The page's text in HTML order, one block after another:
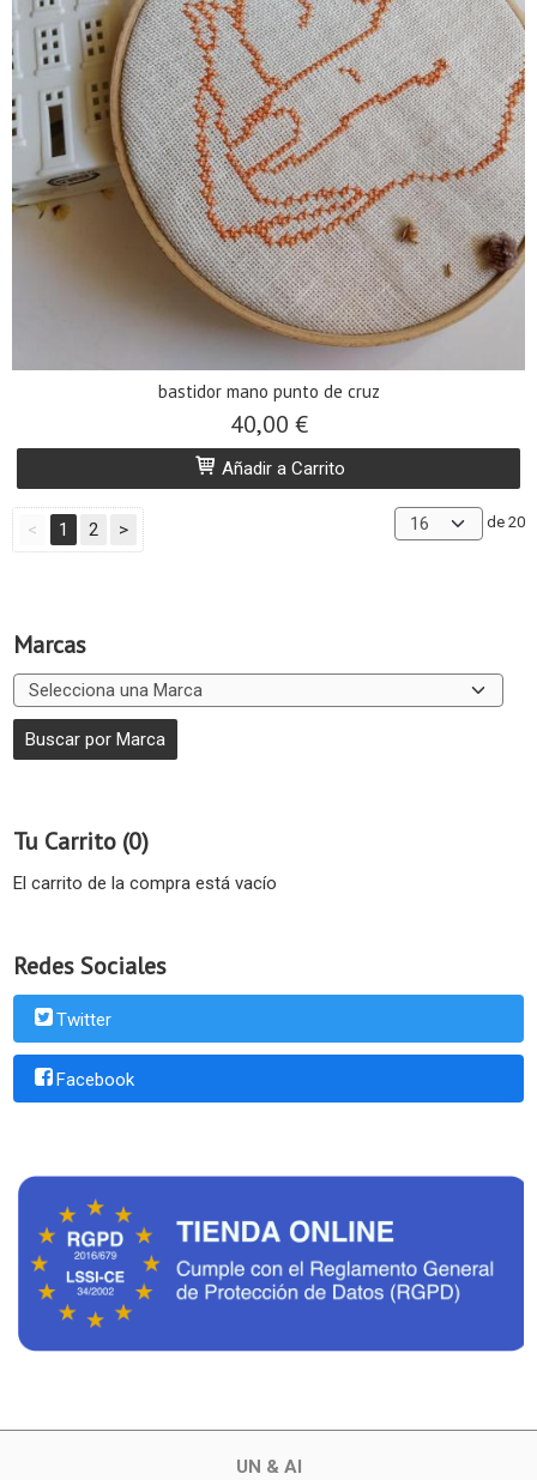
Marcas
Tu Carrito (0)
El carrito de la compra está vacío
Redes Sociales
Twitter
Facebook
bastidor mano punto de cruz
40,00 €
Añadir a Carrito
< 1 2 > de 20
UN & AI